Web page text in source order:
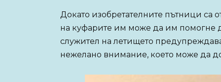
Докато изобретателните пътници са
на куфарите им може да им помогне
служител на летището
нежелано внимание, което може да